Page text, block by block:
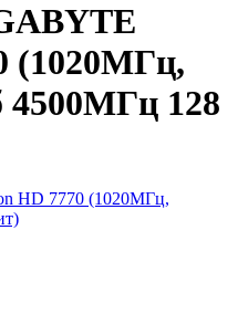
(1020МГц,
4500МГц 128